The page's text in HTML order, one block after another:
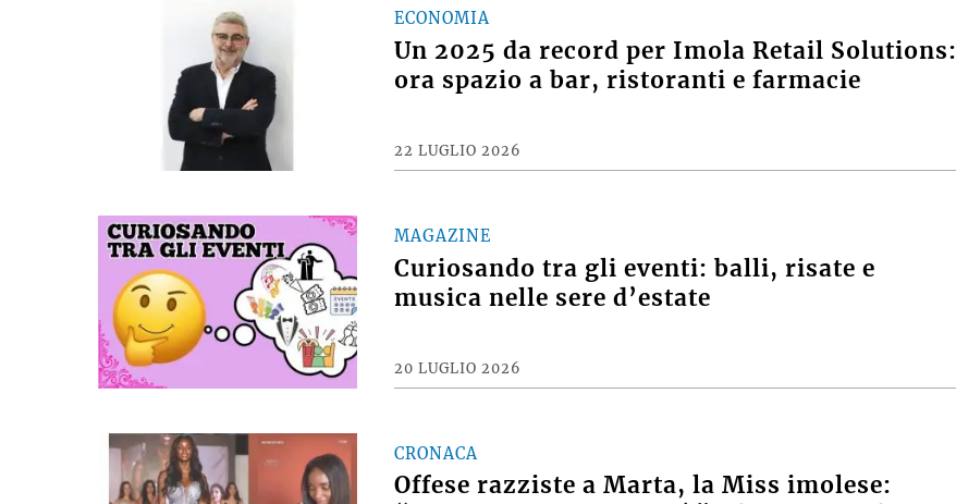
ECONOMIA
Un 2025 da record per Imola Retail Solutions:
ora spazio a bar, ristoranti e farmacie
22 LUGLIO 2026
MAGAZINE
Curiosando tra gli eventi: balli, risate e
musica nelle sere d’estate
20 LUGLIO 2026
CRONACA
Offese razziste a Marta, la Miss imolese: